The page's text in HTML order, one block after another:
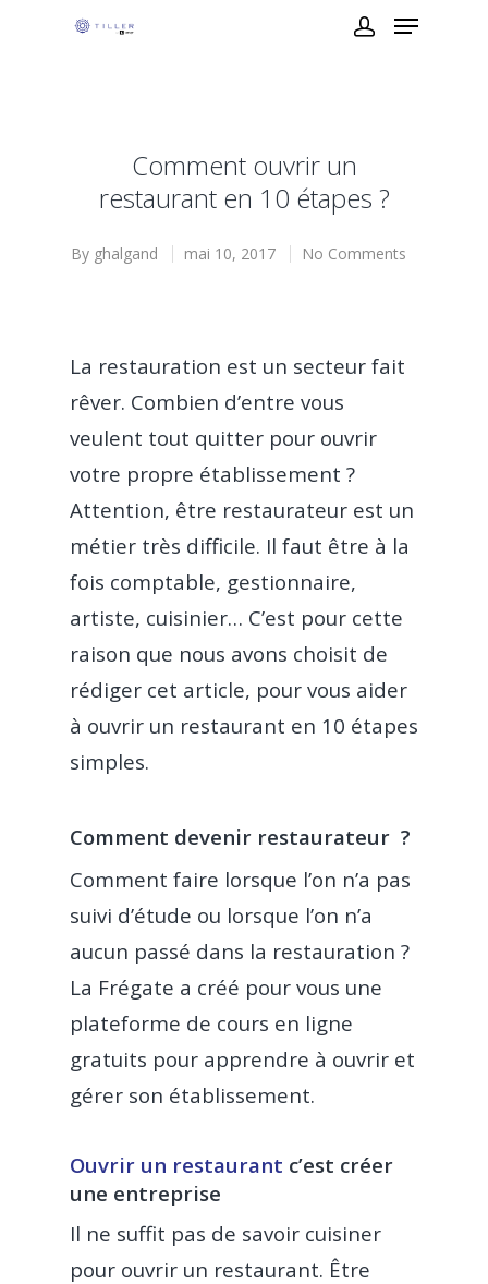
Comment ouvrir un
restaurant en 10 étapes ?
By ghalgand mai 10, 2017 No Comments
La restauration est un secteur fait
rêver. Combien d’entre vous
veulent tout quitter pour ouvrir
votre propre établissement ?
Attention, être restaurateur est un
métier très difficile. Il faut être à la
fois comptable, gestionnaire,
artiste, cuisinier… C’est pour cette
raison que nous avons choisit de
rédiger cet article, pour vous aider
à ouvrir un restaurant en 10 étapes
simples.
Comment devenir restaurateur ?
Comment faire lorsque l’on n’a pas
suivi d’étude ou lorsque l’on n’a
aucun passé dans la restauration ?
La Frégate a créé pour vous une
plateforme de cours en ligne
gratuits pour apprendre à ouvrir et
gérer son établissement.
Ouvrir un restaurant c’est créer
une entreprise
Il ne suffit pas de savoir cuisiner
pour ouvrir un restaurant. Être